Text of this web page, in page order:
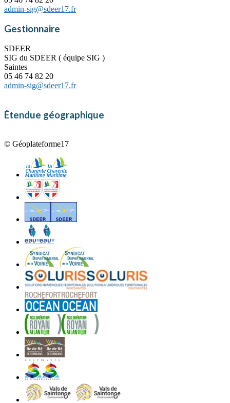
admin-sig@sdeer17.fr
Gestionnaire
SDEER
SIG du SDEER ( équipe SIG )
Saintes
05 46 74 82 20
admin-sig@sdeer17.fr
Étendue géographique
© Géoplateforme17